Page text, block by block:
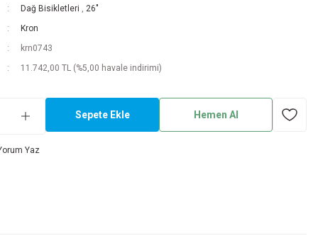
Dağ Bisikletleri , 26"
Kron
krn0743
11.742,00 TL (%5,00 havale indirimi)
Sepete Ekle Hemen Al
Yaz